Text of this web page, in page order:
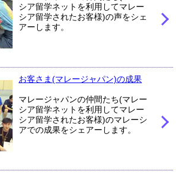
シア留学ネットを利用してマレー
シア留学されたお客様)の声をシェ
アーします。
お客さま(マレージャパン)の成果
マレージャパンの仲間たち(マレー
シア留学ネットを利用してマレー
シア留学されたお客様)のマレーシ
アでの成果をシェアーします。